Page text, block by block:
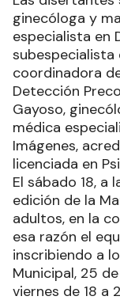
ginecóloga y
especialista en
subespecialista
coordinadora
Detección
Gayoso,
médica
Imágenes,
licenciada en
El sábado 18, a
edición de la
adultos, en la
esa razón el
inscribiendo a
Municipal, 25
viernes de 18 a